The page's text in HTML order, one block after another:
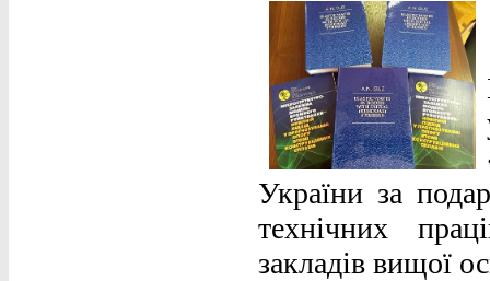
України за
технічних
закладів вищої